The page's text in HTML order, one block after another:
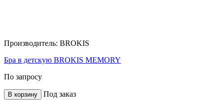
Производитель: BROKIS
Бра в детскую BROKIS MEMORY
По запросу
В корзину Под заказ